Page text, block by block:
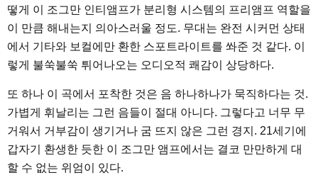
떻게 이 조그만 인티앰프가 분리형 시스템의 프리앰프 역할을
이 만큼 해내는지 의아스러울 정도. 무대는 완전 시커먼 상태
에서 기타와 보컬에만 환한 스포트라이트를 쏴준 것 같다. 이
렇게 불쑥불쑥 튀어나오는 오디오적 쾌감이 상당하다.
또 하나 이 곡에서 포착한 것은 음 하나하나가 묵직하다는 것.
가볍게 휘날리는 그런 음들이 절대 아니다. 그렇다고 너무 무
거워서 거부감이 생기거나 굼 뜨지 않은 그런 경지. 21세기에
갑자기 환생한 듯한 이 조그만 앰프에서는 결코 만만하게 대
할 수 없는 위엄이 있다.